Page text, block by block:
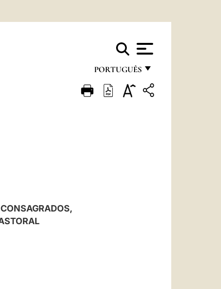
PORTUGUÊS
FRANÇAIS